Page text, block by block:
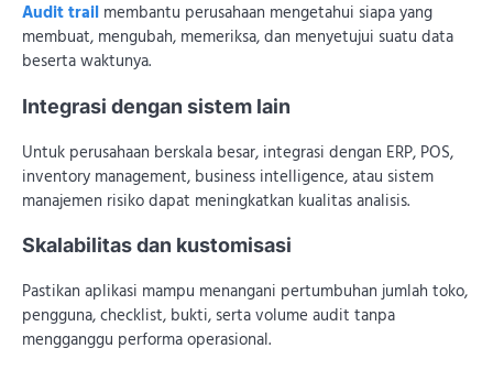
Audit trail membantu perusahaan mengetahui siapa yang
membuat, mengubah, memeriksa, dan menyetujui suatu data
beserta waktunya.
Integrasi dengan sistem lain
Untuk perusahaan berskala besar, integrasi dengan ERP, POS,
inventory management, business intelligence, atau sistem
manajemen risiko dapat meningkatkan kualitas analisis.
Skalabilitas dan kustomisasi
Pastikan aplikasi mampu menangani pertumbuhan jumlah toko,
pengguna, checklist, bukti, serta volume audit tanpa
mengganggu performa operasional.